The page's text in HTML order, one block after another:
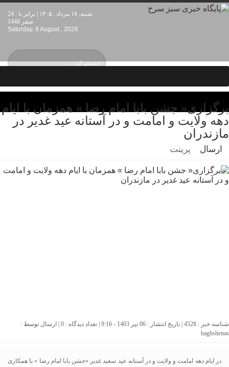
شنبه, ۱۷ مرداد , ۱۴۰۵ | برابر با : 24
صفر 1448
Saturday, 8 August , 2026
برگزاری« جشن بابا امام رضا » همزمان با ایام
دهه ولایت و امامت و در آستانه عید غدیر در
مازندران
ارسال پرینت
شناسه خبر : 4528 | تاریخ انتشار : 06 تیر 1403 - 9:16 | تعداد دیدگاه : 0 | ارسال توسط :
haghshenas
در ایام دهه امامت و ولایت و در آستانه عید سعید غدیر «جشن بابا امام رضا » با همکاری